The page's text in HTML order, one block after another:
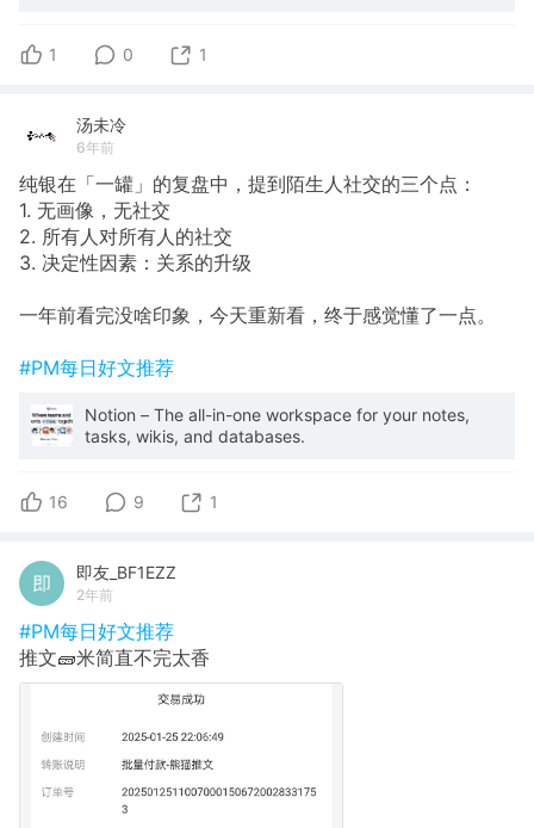
1 0 1
汤未冷
6年前
纯银在「一罐」的复盘中，提到陌生人社交的三个点：
1. 无画像，无社交
2. 所有人对所有人的社交
3. 决定性因素：关系的升级
一年前看完没啥印象，今天重新看，终于感觉懂了一点。
#PM每日好文推荐
Notion – The all-in-one workspace for your notes,
tasks, wikis, and databases.
16 9 1
即友_BF1EZZ
2年前
#PM每日好文推荐
推文🧱米简直不完太香